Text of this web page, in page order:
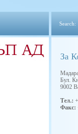
Search:
Зa
Бул.
9002
Тел.:
Факс: